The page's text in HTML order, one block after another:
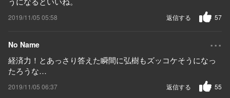
2019/11/05 05:58 57
返信する
No Name ...
経済力！とあっさり答えた瞬間に弘樹もズッコケそうになっ
たろうな…
2019/11/05 06:37 55
返信する